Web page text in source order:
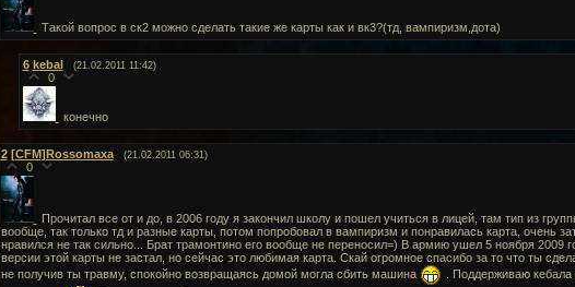
Такой вопрос в ск2 можно сделать такие же карты как и вк3?(тд, вампиризм,дота)
6 kebal (21.02.2011 11:42)
0
конечно
2 [CFM]Rossomaxa (21.02.2011 06:31)
0
Прочитал все от и до, в 2006 году я закончил школу и пошел учиться в лицей, там тип из
вообще, так только тд и разные карты, потом попробовал в вампиризм и понравилась карта, очень
нравился не так сильно... Брат трамонтино его вообще не переносил=) В армию ушел 5 ноября 2009
версии этой карты не застал, но сейчас это любимая карта. Скай огромное спасибо за то что ты
не получив ты травму, спокойно возвращаясь домой могла сбить машина
. Поддерживаю